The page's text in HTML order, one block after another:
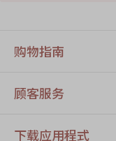
购物指南
顾客服务
下载应用程式